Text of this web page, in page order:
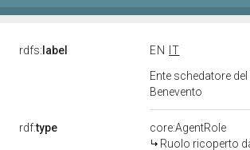
rdfs: label EN
IT
Ente schedatore
Benevento
rdf:type
core:AgentRole
Ruolo ricoperto